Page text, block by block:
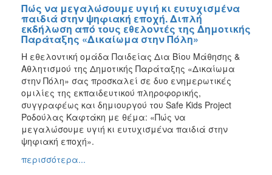
Πώς να μεγαλώσουμε υγιή κι ευτυχισμένα
παιδιά στην ψηφιακή εποχή. Διπλή
εκδήλωση από τους εθελοντές της Δημοτικής
Παράταξης «Δικαίωμα στην Πόλη»
Η εθελοντική ομάδα Παιδείας Δια Βίου Μάθησης &
Αθλητισμού της Δημοτικής Παράταξης «Δικαίωμα
στην Πόλη» σας προσκαλεί σε δυο ενημερωτικές
ομιλίες της εκπαιδευτικού πληροφορικής,
συγγραφέως και δημιουργού του Safe Kids Project
Ροδούλας Καφτάκη με θέμα: «Πώς να
μεγαλώσουμε υγιή κι ευτυχισμένα παιδιά στην
ψηφιακή εποχή».
περισσότερα...